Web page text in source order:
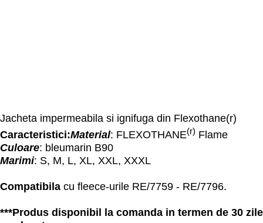
Jacheta impermeabila si ignifuga din Flexothane(r)
Caracteristici:Material: FLEXOTHANE(r) Flame
Culoare: bleumarin B90
Marimi: S, M, L, XL, XXL, XXXL
Compatibila cu fleece-urile RE/7759 - RE/7796.
***Produs disponibil la comanda in termen de 30 zile